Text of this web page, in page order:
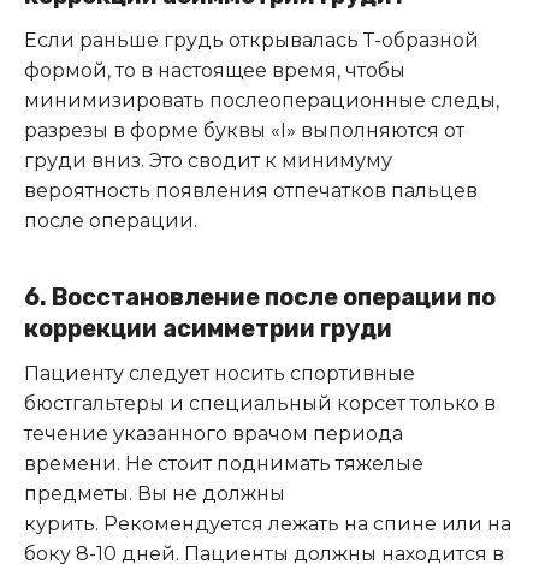
Если раньше грудь открывалась Т-образной
формой, то в настоящее время, чтобы
минимизировать послеоперационные следы,
разрезы в форме буквы «I» выполняются от
груди вниз. Это сводит к минимуму
вероятность появления отпечатков пальцев
после операции.
6. Восстановление после операции по
коррекции асимметрии груди
Пациенту следует носить спортивные
бюстгальтеры и специальный корсет только в
течение указанного врачом периода
времени. Не стоит поднимать тяжелые
предметы. Вы не должны
курить. Рекомендуется лежать на спине или на
боку 8-10 дней. Пациенты должны находится в